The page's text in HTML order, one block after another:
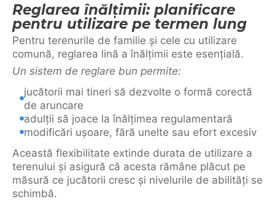
Reglarea înălțimii: planificare
pentru utilizare pe termen lung
Pentru terenurile de familie și cele cu utilizare
comună, reglarea lină a înălțimii este esențială.
Un sistem de reglare bun permite:
jucătorii mai tineri să dezvolte o formă corectă
de aruncare
adulții să joace la înălțimea regulamentară
modificări ușoare, fără unelte sau efort excesiv
Această flexibilitate extinde durata de utilizare a
terenului și asigură că acesta rămâne plăcut pe
măsură ce jucătorii cresc și nivelurile de abilități se
schimbă.